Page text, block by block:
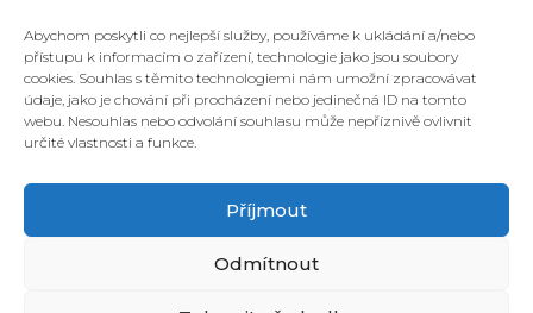
Abychom poskytli co nejlepší služby, používáme k ukládání a/nebo
přístupu k informacím o zařízení, technologie jako jsou soubory
cookies. Souhlas s těmito technologiemi nám umožní zpracovávat
údaje, jako je chování při procházení nebo jedinečná ID na tomto
webu. Nesouhlas nebo odvolání souhlasu může nepříznivě ovlivnit
určité vlastnosti a funkce.
Příjmout
Odmítnout
Inspiraci pro hudební, ale i vlastní filmovou tvorbu
nalézají i v prostředí Indie, kterou několikrát navštívili.
V letošním roce zkomponovali hudbu pro úspěšný film
Křižáček (Křišťálový globus pro nejlepší film na MFF
Karlovy Vary), inspirovaný básní Jaroslava
Vrchlického.